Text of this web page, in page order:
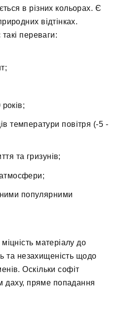
в різних кольорах. Є
відтінках.
переваги:
температури повітря (-5 -
та гризунів;
популярними
матеріалу до
та незахищеність щодо
Оскільки софіт
даху, пряме попадання